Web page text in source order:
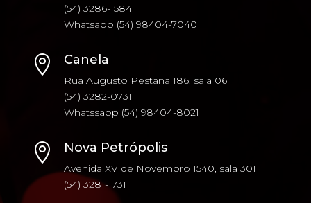
(54) 3286-1584
Whatsapp (54) 98404-7040
 Canela
Rua Augusto Pestana 186, sala 06
(54) 3282-0731
Whatssapp (54) 98404-8021
 Nova Petrópolis
Avenida XV de Novembro 1540, sala 301
(54) 3281-1731